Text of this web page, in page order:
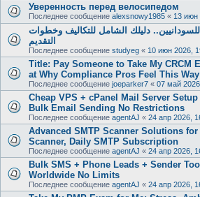
Уверенность перед велосипедом
Последнее сообщение alexsnowy1985 « 13 июн
دليلك الشامل للتكاليف وخطوات
التقديم
Последнее сообщение studyeg « 10 июн 2026,
Title: Pay Someone to Take My CRCM
at Why Compliance Pros Feel This Way
Последнее сообщение joeparker7 « 07 май
Cheap VPS + cPanel Mail Server
Bulk Email Sending No Restrictions
Последнее сообщение agentAJ « 24 апр 2026,
Advanced SMTP Scanner Solutions
Scanner, Daily SMTP Subscription
Последнее сообщение agentAJ « 24 апр 2026,
Bulk SMS + Phone Leads + Sender
Worldwide No Limits
Последнее сообщение agentAJ « 24 апр 2026,